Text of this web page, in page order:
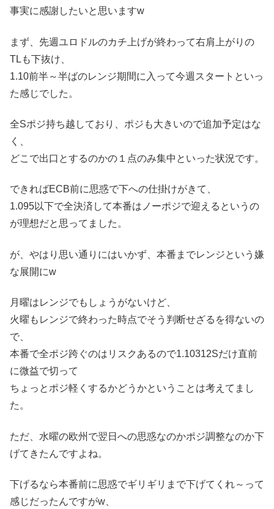
事実に感謝したいと思いますw
まず、先週ユロドルのカチ上げが終わって右肩上がりの
TLも下抜け、
1.10前半～半ばのレンジ期間に入って今週スタートといっ
た感じでした。
全Sポジ持ち越しており、ポジも大きいので追加予定はな
く、
どこで出口とするのかの１点のみ集中といった状況です。
できればECB前に思惑で下への仕掛けがきて、
1.095以下で全決済して本番はノーポジで迎えるというの
が理想だと思ってました。
が、やはり思い通りにはいかず、本番までレンジという嫌
な展開にw
月曜はレンジでもしょうがないけど、
火曜もレンジで終わった時点でそう判断せざるを得ないの
で、
本番で全ポジ跨ぐのはリスクあるので1.10312Sだけ直前
に微益で切って
ちょっとポジ軽くするかどうかということは考えてまし
た。
ただ、水曜の欧州で翌日への思惑なのかポジ調整なのか下
げてきたんですよね。
下げるなら本番前に思惑でギリギリまで下げてくれ～って
感じだったんですがw、